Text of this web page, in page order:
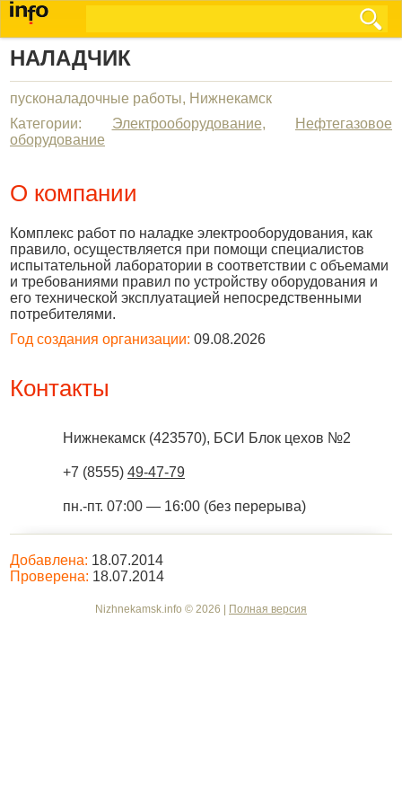
НАЛАДЧИК
пусконаладочные работы, Нижнекамск
Категории: Электрооборудование,
Нефтегазовое
оборудование
О компании
Комплекс работ по наладке электрооборудования, как
правило, осуществляется при помощи специалистов
испытательной лаборатории в соответствии с объемами
и требованиями правил по устройству оборудования и
его технической эксплуатацией непосредственными
потребителями.
Год создания организации: 09.08.2026
Контакты
Нижнекамск (423570), БСИ Блок цехов №2
+7 (8555) 49-47-79
пн.-пт. 07:00 — 16:00 (без перерыва)
Добавлена: 18.07.2014
Проверена: 18.07.2014
Nizhnekamsk.info © 2026 | Полная версия